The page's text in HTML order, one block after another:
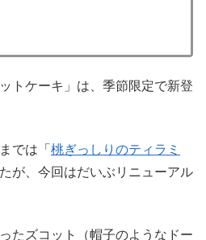
トケーキ」は、季節限定で新登
では「 桃ぎっしりのティラミ
が、今回はだいぶリニューアル
たズコット（帽子のようなドー